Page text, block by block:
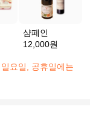
샴페인
12,000원
요일, 공휴일에는